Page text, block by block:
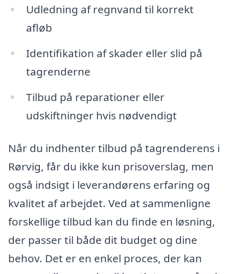
Udledning af regnvand til korrekt
afløb
Identifikation af skader eller slid på
tagrenderne
Tilbud på reparationer eller
udskiftninger hvis nødvendigt
Når du indhenter tilbud på tagrenderens i
Rørvig, får du ikke kun prisoverslag, men
også indsigt i leverandørens erfaring og
kvalitet af arbejdet. Ved at sammenligne
forskellige tilbud kan du finde en løsning,
der passer til både dit budget og dine
behov. Det er en enkel proces, der kan